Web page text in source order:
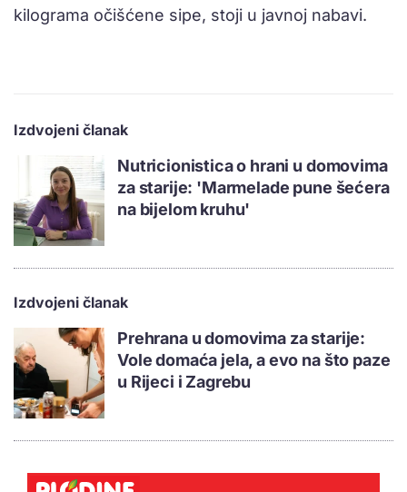
kilograma očišćene sipe, stoji u javnoj nabavi.
Izdvojeni članak
Nutricionistica o hrani u domovima
za starije: 'Marmelade pune šećera
na bijelom kruhu'
Izdvojeni članak
Prehrana u domovima za starije:
Vole domaća jela, a evo na što paze
u Rijeci i Zagrebu